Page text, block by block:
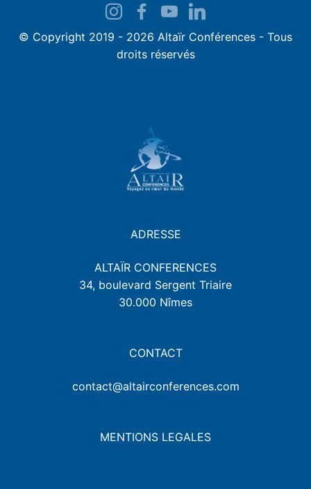
© Copyright 2019 - 2026 Altaïr Conférences - Tous
droits réservés
ADRESSE
ALTAÏR CONFERENCES
34, boulevard Sergent Triaire
30.000 Nîmes
CONTACT
contact@altairconferences.com
MENTIONS LEGALES